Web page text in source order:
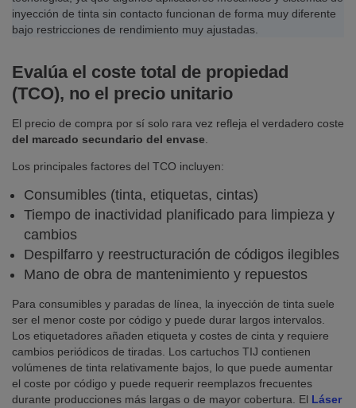
inyección de tinta sin contacto funcionan de forma muy diferente
bajo restricciones de rendimiento muy ajustadas.
Evalúa el coste total de propiedad
(TCO), no el precio unitario
El precio de compra por sí solo rara vez refleja el verdadero coste
del marcado secundario del envase.
Los principales factores del TCO incluyen:
Consumibles (tinta, etiquetas, cintas)
Tiempo de inactividad planificado para limpieza y
cambios
Despilfarro y reestructuración de códigos ilegibles
Mano de obra de mantenimiento y repuestos
Para consumibles y paradas de línea, la inyección de tinta suele
ser el menor coste por código y puede durar largos intervalos.
Los etiquetadores añaden etiqueta y costes de cinta y requiere
cambios periódicos de tiradas. Los cartuchos TIJ contienen
volúmenes de tinta relativamente bajos, lo que puede aumentar
el coste por código y puede requerir reemplazos frecuentes
durante producciones más largas o de mayor cobertura. El Láser